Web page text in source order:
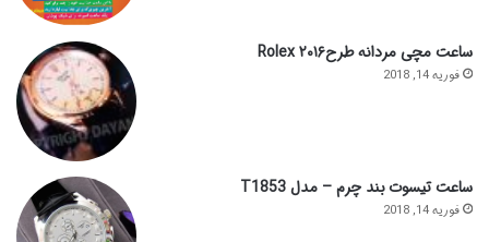
ساعت مچی مردانه طرح۲۰۱۶ Rolex
فوریه 14, 2018
ساعت تیسوت بند چرم – مدل T1853
فوریه 14, 2018